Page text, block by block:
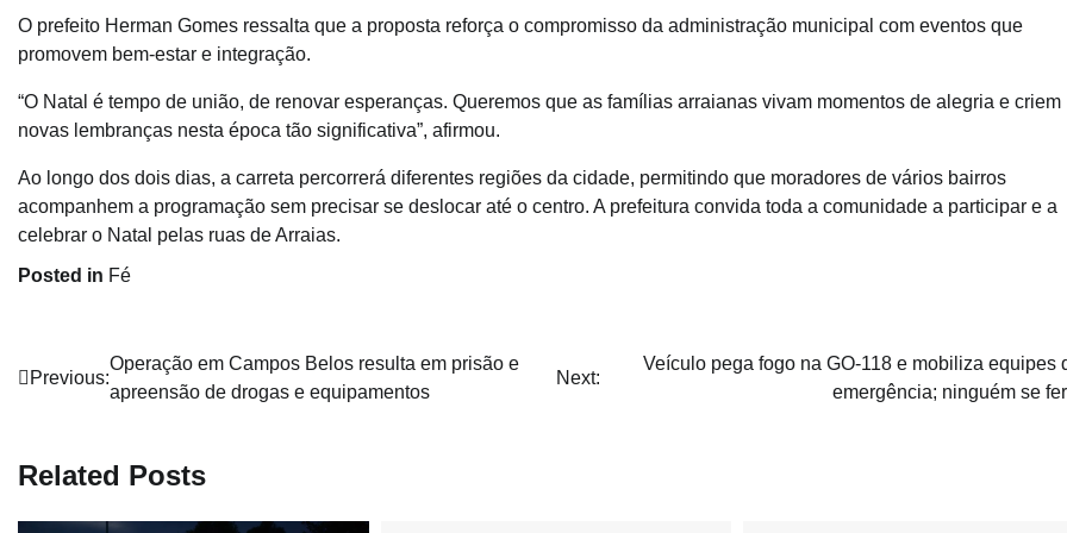
O prefeito Herman Gomes ressalta que a proposta reforça o compromisso da administração municipal com eventos que
promovem bem-estar e integração.
“O Natal é tempo de união, de renovar esperanças. Queremos que as famílias arraianas vivam momentos de alegria e criem
novas lembranças nesta época tão significativa”, afirmou.
Ao longo dos dois dias, a carreta percorrerá diferentes regiões da cidade, permitindo que moradores de vários bairros
acompanhem a programação sem precisar se deslocar até o centro. A prefeitura convida toda a comunidade a participar e a
celebrar o Natal pelas ruas de Arraias.
Posted in Fé
Navegação
Previous:
Operação em Campos Belos resulta em prisão e
apreensão de drogas e equipamentos
Next:
Veículo pega fogo na GO-118 e mobiliza equipes
emergência; ninguém se
Related Posts